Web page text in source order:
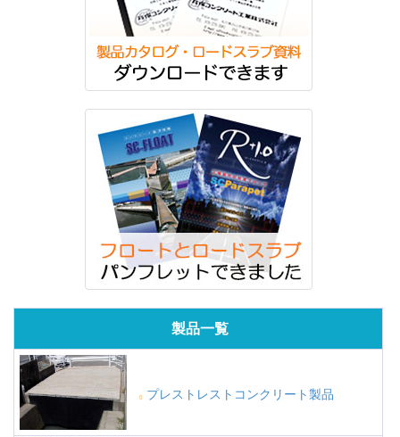
製品一覧
プレストレストコンクリート製品